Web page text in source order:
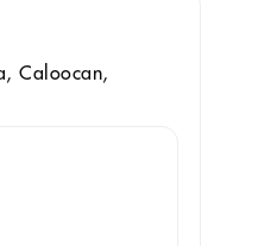
Caloocan,